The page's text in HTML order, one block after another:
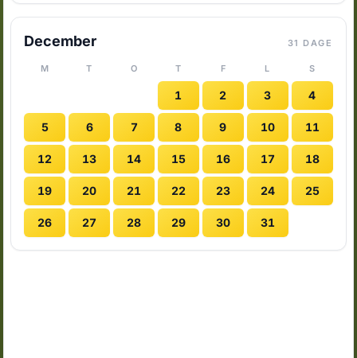
December 31 DAGE
M T O T F L S
1 2 3 4
5 6 7 8 9 10 11
12 13 14 15 16 17 18
19 20 21 22 23 24 25
26 27 28 29 30 31